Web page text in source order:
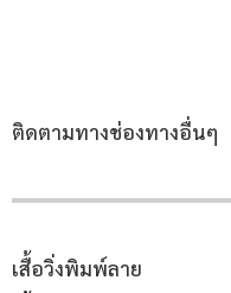
ติดตามทางช่องทางอื่นๆ
เสื้อวิ่งพิมพ์ลาย